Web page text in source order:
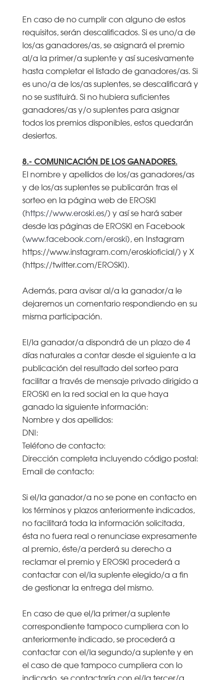
En caso de no cumplir con alguno de estos
requisitos, serán descalificados. Si es uno/a de
los/as ganadores/as, se asignará el premio
al/a la primer/a suplente y así sucesivamente
hasta completar el listado de ganadores/as. Si
es uno/a de los/as suplentes, se descalificará y
no se sustituirá. Si no hubiera suficientes
ganadores/as y/o suplentes para asignar
todos los premios disponibles, estos quedarán
desiertos.
8.- COMUNICACIÓN DE LOS GANADORES.
El nombre y apellidos de los/as ganadores/as
y de los/as suplentes se publicarán tras el
sorteo en la página web de EROSKI
(https://www.eroski.es/) y así se hará saber
desde las páginas de EROSKI en Facebook
(www.facebook.com/eroski), en Instagram
https://www.instagram.com/eroskioficial/) y X
(https://twitter.com/EROSKI).
Además, para avisar al/a la ganador/a le
dejaremos un comentario respondiendo en su
misma participación.
El/la ganador/a dispondrá de un plazo de 4
días naturales a contar desde el siguiente a la
publicación del resultado del sorteo para
facilitar a través de mensaje privado dirigido a
EROSKI en la red social en la que haya
ganado la siguiente información:
Nombre y dos apellidos:
DNI:
Teléfono de contacto:
Dirección completa incluyendo código postal:
Email de contacto:
Si el/la ganador/a no se pone en contacto en
los términos y plazos anteriormente indicados,
no facilitará toda la información solicitada,
ésta no fuera real o renunciase expresamente
al premio, éste/a perderá su derecho a
reclamar el premio y EROSKI procederá a
contactar con el/la suplente elegido/a a fin
de gestionar la entrega del mismo.
En caso de que el/la primer/a suplente
correspondiente tampoco cumpliera con lo
anteriormente indicado, se procederá a
contactar con el/la segundo/a suplente y en
el caso de que tampoco cumpliera con lo
indicado, se contactaría con el/la tercer/a